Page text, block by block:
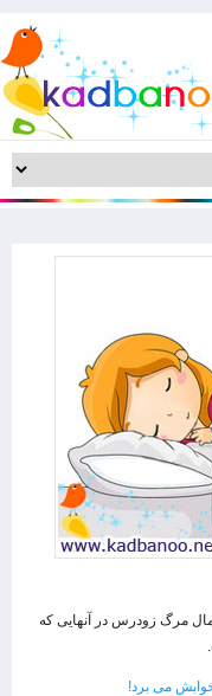
مرگ زودرس در آنهایی که